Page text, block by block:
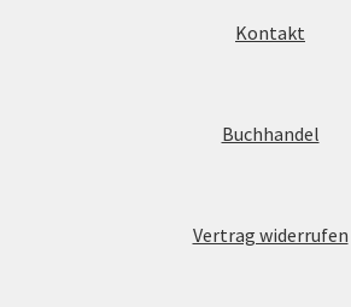
Kontakt
Buchhandel
Vertrag widerrufen